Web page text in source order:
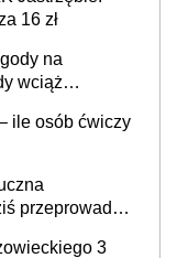
16 zł
na
wciąż
ile osób ćwiczy
przeprowadzić
3